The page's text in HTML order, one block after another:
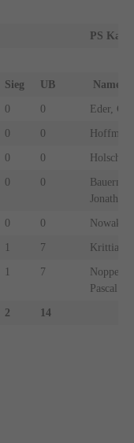
PS
Sieg UB Name
0 0 Eder,
0 0
0 0
0 0
Jonathan
0 0 Nowak,
1 7 Krittian,
1 7
Pascal
2 14